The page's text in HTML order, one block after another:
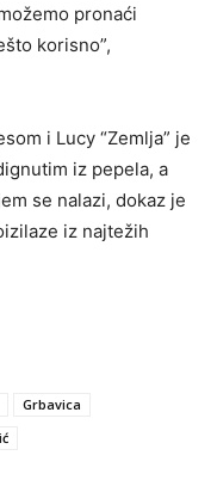
pronaći
korisno”,
i Lucy “Zemlja” je
iz pepela, a
se nalazi, dokaz je
iz najtežih
Grbavica